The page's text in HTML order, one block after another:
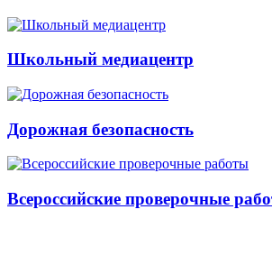
Школьный медиацентр
Дорожная безопасность
Всероссийские проверочные